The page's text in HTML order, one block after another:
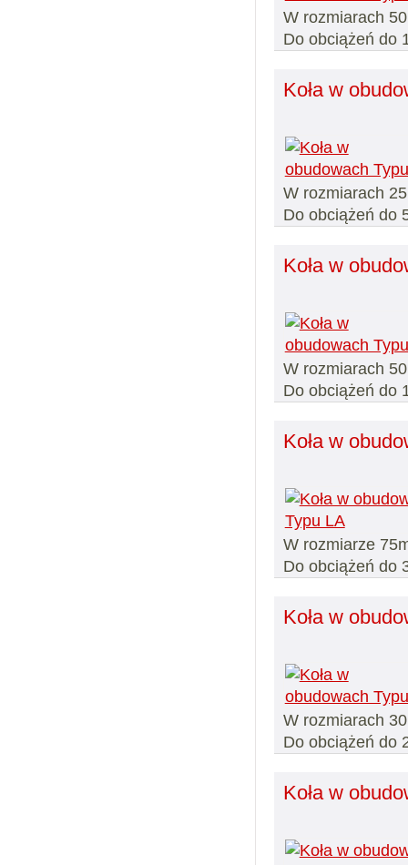
W rozmiarach
Do obciążeń do
Koła w
W rozmiarach
Do obciążeń do
Koła w
W rozmiarach
Do obciążeń do
Koła w
W rozmiarze
Do obciążeń do
Koła w
W rozmiarach
Do obciążeń do
Koła w